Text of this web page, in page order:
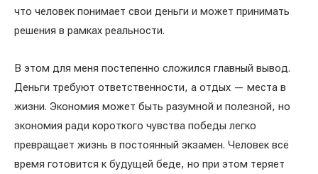
что человек понимает свои деньги и может принимать
решения в рамках реальности.
В этом для меня постепенно сложился главный вывод.
Деньги требуют ответственности, а отдых — места в
жизни. Экономия может быть разумной и полезной, но
экономия ради короткого чувства победы легко
превращает жизнь в постоянный экзамен. Человек всё
время готовится к будущей беде, но при этом теряет